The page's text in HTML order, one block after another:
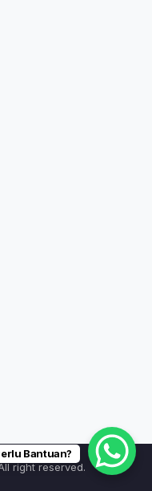
right reserved.
Bantuan?